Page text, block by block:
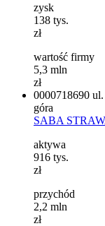
zysk
138 tys.
zł
wartość firmy
5,3 mln
zł
0000718690
góra
SABA
aktywa
916 tys.
zł
przychód
2,2 mln
zł